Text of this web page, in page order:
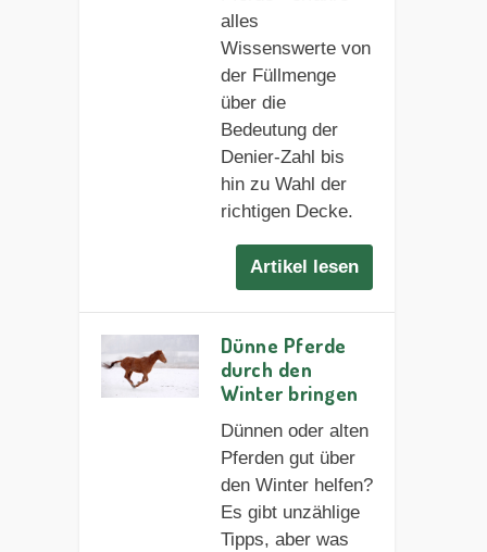
alles
Wissenswerte von
der Füllmenge
über die
Bedeutung der
Denier-Zahl bis
hin zu Wahl der
richtigen Decke.
Artikel lesen
Dünne Pferde
durch den
Winter bringen
Dünnen oder alten
Pferden gut über
den Winter helfen?
Es gibt unzählige
Tipps, aber was